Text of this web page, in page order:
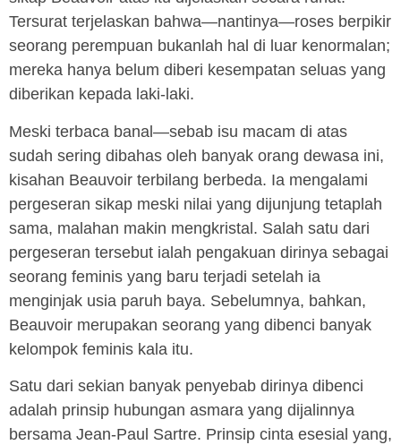
Tersurat terjelaskan bahwa—nantinya—roses berpikir
seorang perempuan bukanlah hal di luar kenormalan;
mereka hanya belum diberi kesempatan seluas yang
diberikan kepada laki-laki.
Meski terbaca banal—sebab isu macam di atas
sudah sering dibahas oleh banyak orang dewasa ini,
kisahan Beauvoir terbilang berbeda. Ia mengalami
pergeseran sikap meski nilai yang dijunjung tetaplah
sama, malahan makin mengkristal. Salah satu dari
pergeseran tersebut ialah pengakuan dirinya sebagai
seorang feminis yang baru terjadi setelah ia
menginjak usia paruh baya. Sebelumnya, bahkan,
Beauvoir merupakan seorang yang dibenci banyak
kelompok feminis kala itu.
Satu dari sekian banyak penyebab dirinya dibenci
adalah prinsip hubungan asmara yang dijalinnya
bersama Jean-Paul Sartre. Prinsip cinta esesial yang,